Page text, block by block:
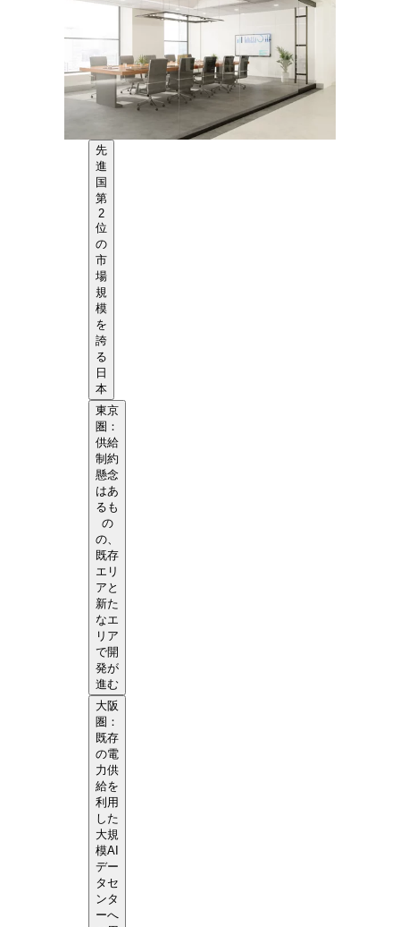
先
進
国
第
2
位
の
市
場
規
模
を
誇
る
日
本
東京
圏：
供給
制約
懸念
はあ
るも
の
の、
既存
エリ
アと
新た
なエ
リア
で開
発が
進む
大阪
圏：
既存
の電
力供
給を
利用
した
大規
模AI
デー
タセ
ンタ
ーへ